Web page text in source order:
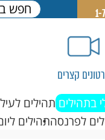
קצרים
בתהילים תהילים
לפרנסהתהילים